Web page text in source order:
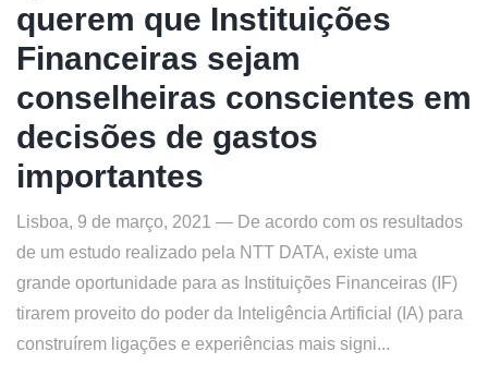
querem que Instituições
Financeiras sejam
conselheiras conscientes em
decisões de gastos
importantes
Lisboa, 9 de março, 2021 — De acordo com os resultados
de um estudo realizado pela NTT DATA, existe uma
grande oportunidade para as Instituições Financeiras (IF)
tirarem proveito do poder da Inteligência Artificial (IA) para
construírem ligações e experiências mais signi...